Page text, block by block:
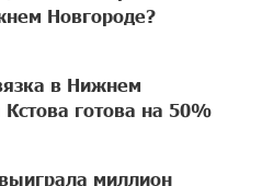
Новгороде?
в Нижнем
готова на 50%
миллион